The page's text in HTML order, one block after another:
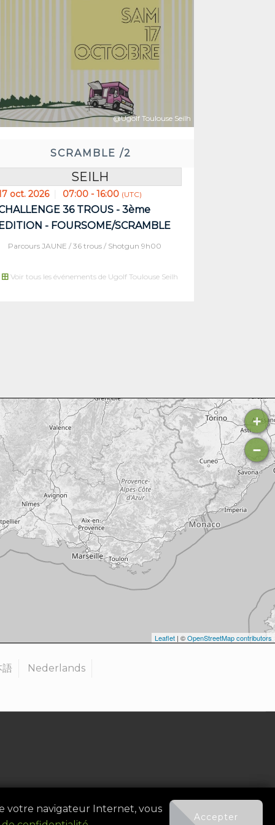
SCRAMBLE /2
@Ugolf Toulouse Seilh
SEILH
oct. 2026 07:00 - 16:00 (UTC)
36 TROUS - 3ème
EDITION - FOURSOME/SCRAMBLE
Parcours JAUNE / 36 trous / Shotgun 9h00
Voir tous les événements de Ugolf Toulouse Seilh
+
−
Leaflet | ©OpenStreetMap contributors
語
Nederlands
votre navigateur Internet, vous
Accepter